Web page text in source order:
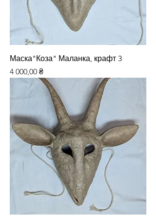
Маска"Коза" Маланка, крафт 3
Ціна
4 000,00 ₴